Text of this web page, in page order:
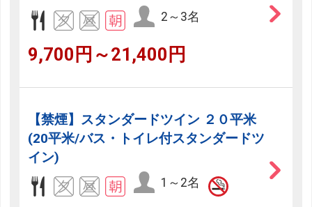
2～3名
9,700円～21,400円
【禁煙】スタンダードツイン ２０平米
(20平米/バス・トイレ付スタンダードツ
イン)
1～2名